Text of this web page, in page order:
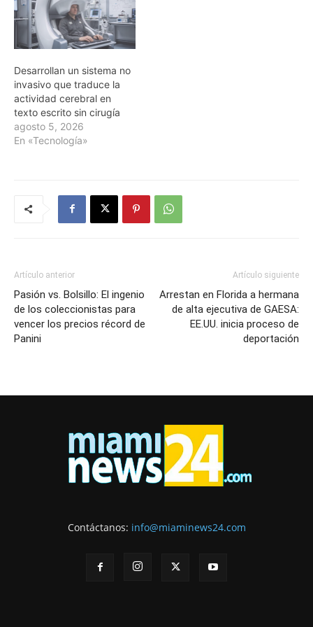
Desarrollan un sistema no
invasivo que traduce la
actividad cerebral en
texto escrito sin cirugía
agosto 5, 2026
En «Tecnología»
Artículo anterior
Pasión vs. Bolsillo: El ingenio
de los coleccionistas para
vencer los precios récord de
Panini
Artículo siguiente
Arrestan en Florida a hermana
de alta ejecutiva de GAESA:
EE.UU. inicia proceso de
deportación
Contáctanos: info@miaminews24.com